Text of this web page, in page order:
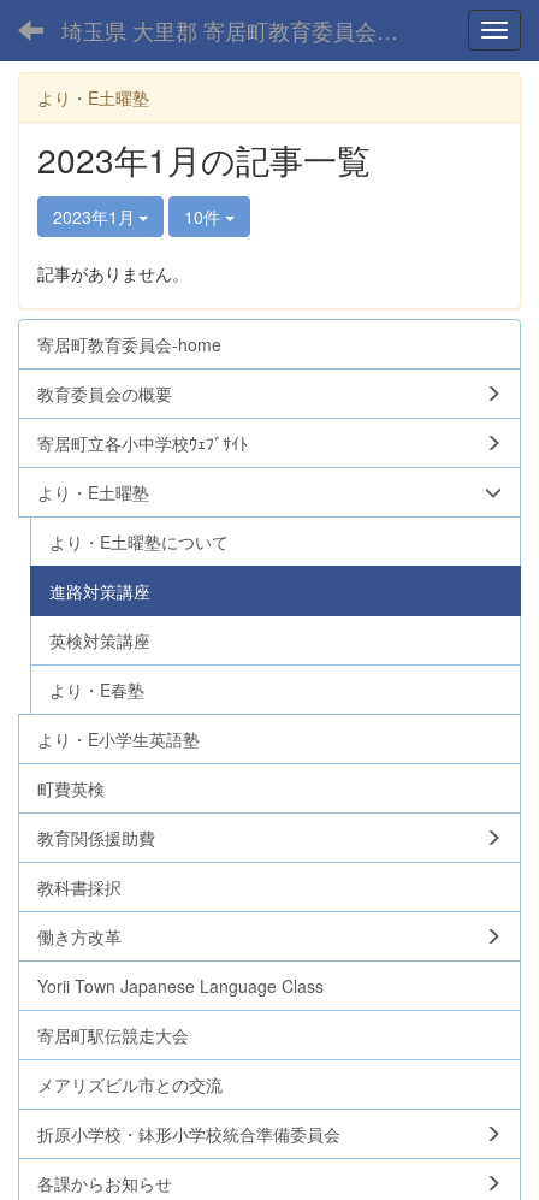
埼玉県 大里郡 寄居町教育委員会-home
より・E土曜塾
2023年1月の記事一覧
2023年1月 10件
記事がありません。
寄居町教育委員会-home
教育委員会の概要
寄居町立各小中学校ｳｪﾌﾞｻｲﾄ
より・E土曜塾
より・E土曜塾について
進路対策講座
英検対策講座
より・E春塾
より・E小学生英語塾
町費英検
教育関係援助費
教科書採択
働き方改革
Yorii Town Japanese Language Class
寄居町駅伝競走大会
メアリズビル市との交流
折原小学校・鉢形小学校統合準備委員会
各課からお知らせ